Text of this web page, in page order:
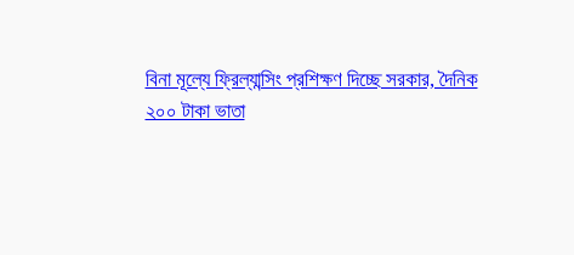
বিনা মূল্যে ফ্রিল্যান্সিং প্রশিক্ষণ দিচ্ছে সরকার, দৈনিক
২০০ টাকা ভাতা